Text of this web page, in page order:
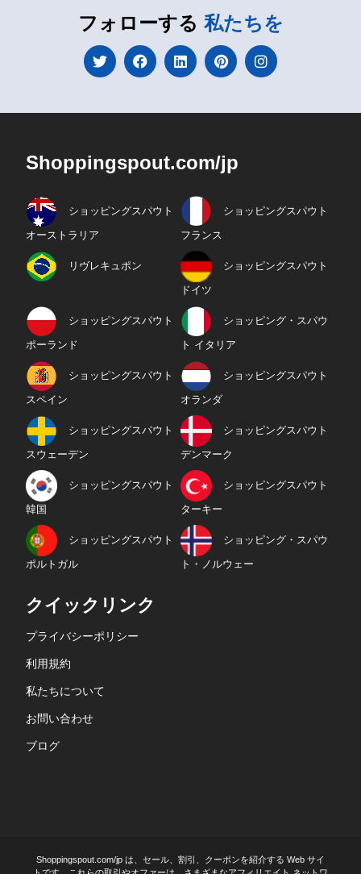
フォローする 私たちを
Shoppingspout.com/jp
ショッピングスパウト
オーストラリア
ショッピングスパウト
フランス
リヴレキュポン ショッピングスパウト
ドイツ
ショッピングスパウト
ポーランド
ショッピング・スパウ
ト イタリア
ショッピングスパウト
スペイン
ショッピングスパウト
オランダ
ショッピングスパウト
スウェーデン
ショッピングスパウト
デンマーク
ショッピングスパウト
韓国
ショッピングスパウト
ターキー
ショッピングスパウト
ポルトガル
ショッピング・スパウ
ト・ノルウェー
クイックリンク
プライバシーポリシー
利用規約
私たちについて
お問い合わせ
ブログ
Shoppingspout.com/jp は、セール、割引、クーポンを紹介する Web サイ